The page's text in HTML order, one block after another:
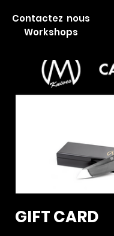
Workshops
Contactez nous
GIFT CARD